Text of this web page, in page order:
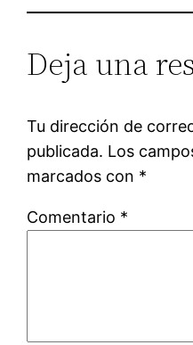
Deja una
Tu dirección de
publicada. Los
marcados con *
Comentario *